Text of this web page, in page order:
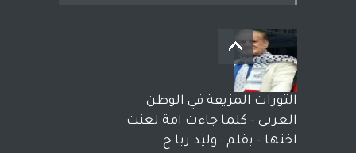
بعد معارك قضائية طاحنة كتب
وترافع فيها بنفسه مرة اخرى..
الشيخ طارق يوسف يقهر
الحكومة الأمريكية ، فأعطوه
الجنسية عن يد وهم صاغرون،
آراء حرة مختارات 7 أبريل، 2023
الثورات المزيفة في الوطن
العربي - كلما جاءت امة لعنت
اختها - بقلم : وليد ربا ح